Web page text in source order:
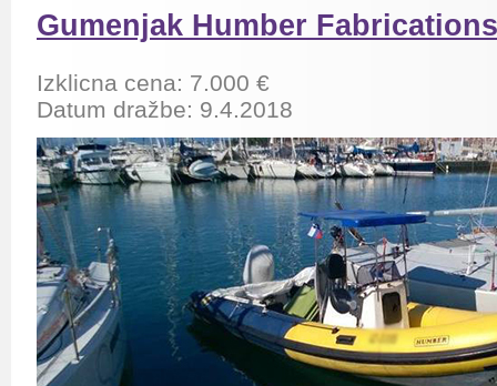
Gumenjak Humber
Izklicna cena: 7.000 €
Datum dražbe: 9.4.2018